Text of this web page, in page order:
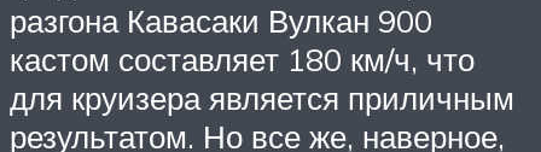
разгона Кавасаки Вулкан 900
кастом составляет 180 км/ч, что
для круизера является приличным
результатом. Но все же, наверное,